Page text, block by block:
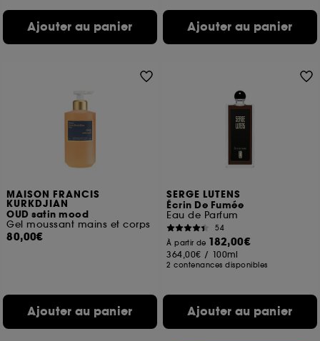
Ajouter au panier Ajouter au panier
MAISON FRANCIS
KURKDJIAN
OUD satin mood
Gel moussant mains et corps
80,00€
Ajouter au panier
SERGE LUTENS
Écrin De Fumée
Eau de Parfum
54
À partir de 182,00€
364,00€ / 100ml
2 contenances disponibles
Ajouter au panier